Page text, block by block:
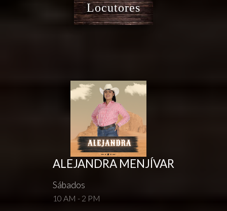
Locutores
ALEJANDRA MENJÍVAR
Sábados
10 AM - 2 PM